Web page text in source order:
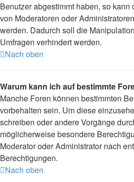
Benutzer abgestimmt haben, so kann
von Moderatoren oder
werden. Dadurch soll die
Umfragen verhindert werden.
Nach oben
Warum kann ich auf bestimmte
Manche Foren können bestimmten
vorbehalten sein. Um diese
schreiben oder andere Vorgänge
möglicherweise besondere
Moderator oder Administrator nach
Berechtigungen.
Nach oben